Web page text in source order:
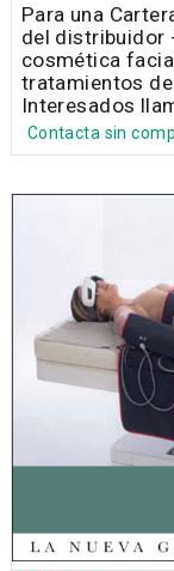
Para una
del distribuidor
cosmética
tratamientos
Interesados
Contacta sin